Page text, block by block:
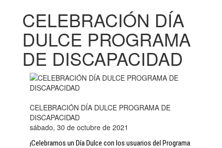
CELEBRACIÓN DÍA
DULCE PROGRAMA
DE DISCAPACIDAD
CELEBRACIÓN DÍA DULCE PROGRAMA DE
DISCAPACIDAD
sábado, 30 de octubre de 2021
¡Celebramos un Día Dulce con los usuarios del Programa